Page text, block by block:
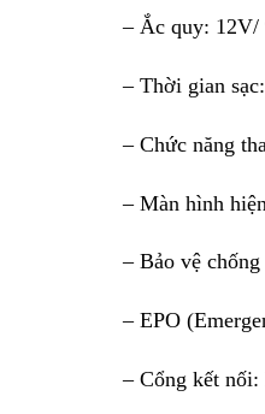
– Ắc quy:
– Thời gian
– Chức năng
– Màn hình
– Bảo vệ
– EPO
– Cổng kết